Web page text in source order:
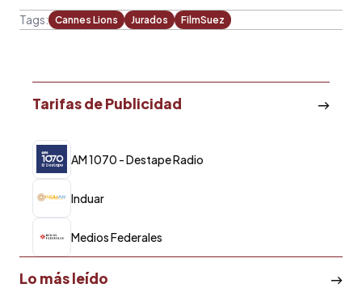
Tags: Cannes Lions Jurados FilmSuez
Tarifas de Publicidad
AM 1070 - Destape Radio
Induar
Medios Federales
Lo más leído